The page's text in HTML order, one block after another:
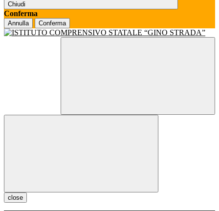
Chiudi
Conferma
Annulla Conferma
close